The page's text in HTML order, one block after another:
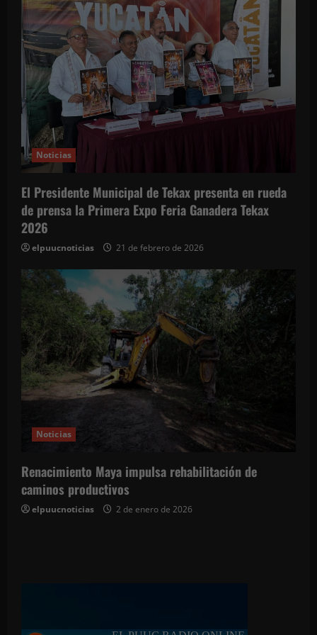
a
s
Noticias
El Presidente Municipal de Tekax presenta en rueda
de prensa la Primera Expo Feria Ganadera Tekax
2026
elpuucnoticias 21 de febrero de 2026
Noticias
Renacimiento Maya impulsa rehabilitación de
caminos productivos
elpuucnoticias 2 de enero de 2026